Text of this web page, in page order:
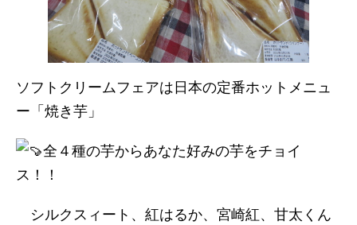
ソフトクリームフェアは日本の定番ホットメニュ
ー「焼き芋」
全４種の芋からあなた好みの芋をチョイ
ス！！
シルクスィート、紅はるか、宮崎紅、甘太くん